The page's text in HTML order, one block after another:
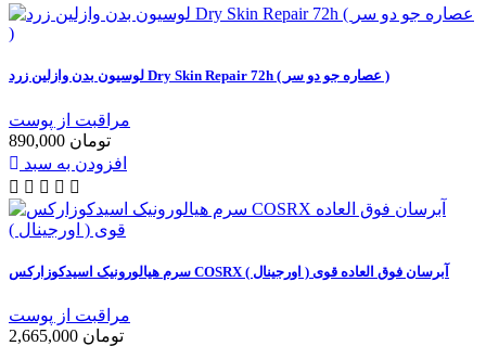
لوسیون بدن وازلین زرد Dry Skin Repair 72h ( عصاره جو دو سر )
مراقبت از پوست
890,000 تومان
افزودن به سبد
سرم هیالورونیک اسیدکوزارکس COSRX آبرسان فوق العاده قوی ( اورجینال )
مراقبت از پوست
2,665,000 تومان